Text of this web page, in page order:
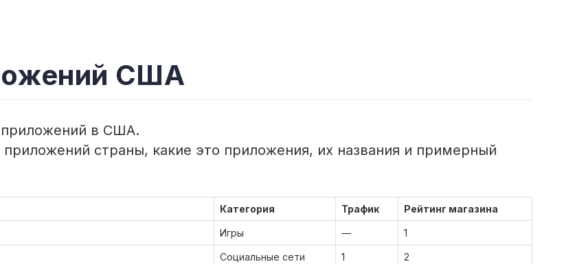
США
приложений в США.
страны, какие это приложения, их названия и примерный
Категория Трафик
Рейтинг магазина
Игры — 1
Социальные сети 1
2